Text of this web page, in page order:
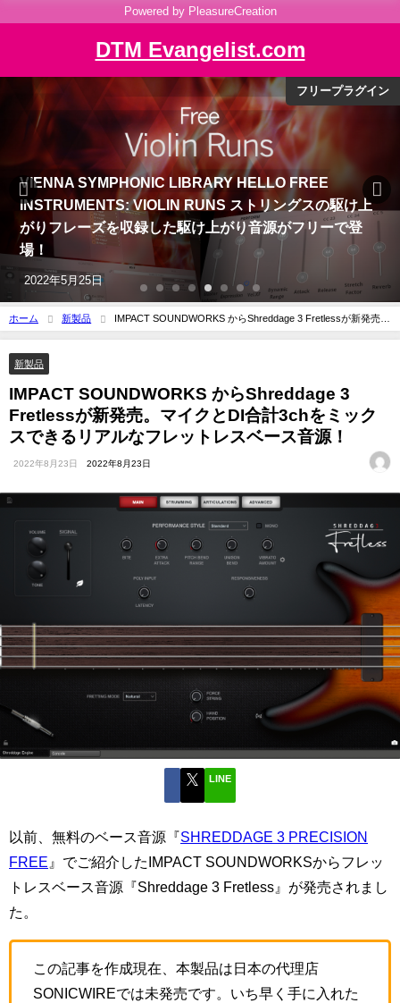
Powered by PleasureCreation
DTM Evangelist.com
DTMシステム考察
Mac Studioを使用したDTMシステムの考察：その
1（Thunderboltが抱え続ける問題点）
2022年4月21日
ホーム 新製品
IMPACT SOUNDWORKS からShreddage 3 Fretlessが新発売。
マイクとDI合計3chをミックスできるリアルなフレットレスベース音源！
新製品
IMPACT SOUNDWORKS からShreddage 3
Fretlessが新発売。マイクとDI合計3chをミック
スできるリアルなフレットレスベース音源！
2022年8月23日 2022年8月23日
LINE
以前、無料のベース音源『 SHREDDAGE 3 PRECISION
FREE』でご紹介したIMPACT SOUNDWORKSからフレッ
トレスベース音源『Shreddage 3 Fretless』が発売されまし
た。
この記事を作成現在、本製品は日本の代理店
SONICWIREでは未発売です。いち早く手に入れた